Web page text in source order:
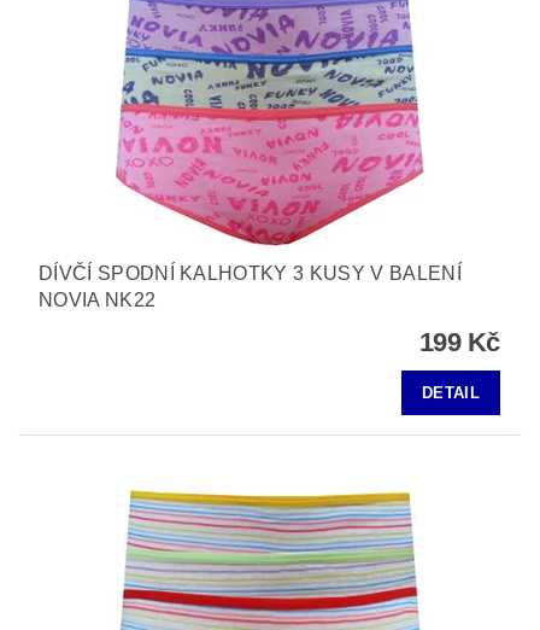
DÍVČÍ SPODNÍ KALHOTKY 3 KUSY V BALENÍ
NOVIA NK22
199 Kč
DETAIL